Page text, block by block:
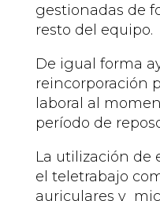
gestionadas de
resto del equipo.
De igual forma
reincorporación
laboral al
período de
La utilización de
el teletrabajo
auriculares y